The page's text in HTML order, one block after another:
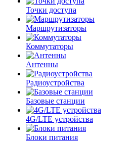
Точки доступа
Маршрутизаторы
Коммутаторы
Антенны
Радиоустройства
Базовые станции
4G/LTE устройства
Блоки питания